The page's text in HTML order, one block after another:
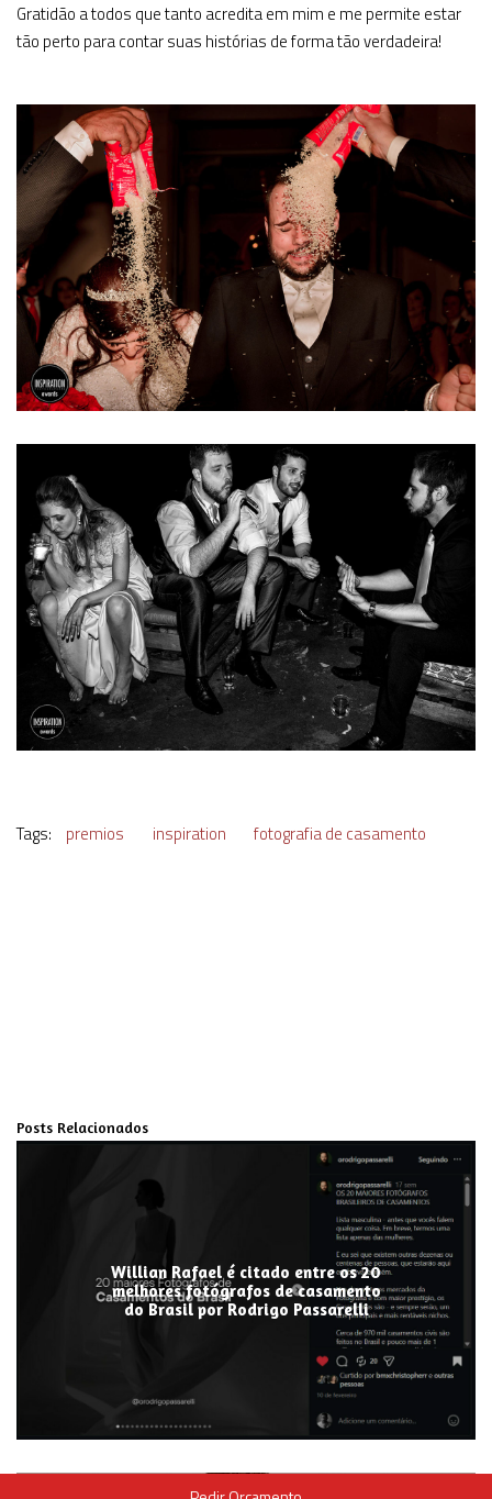
Gratidão a todos que tanto acredita em mim e me permite estar
tão perto para contar suas histórias de forma tão verdadeira!
Tags: premios inspiration fotografia de casamento
Posts Relacionados
Willian Rafael é citado entre os 20
melhores fotógrafos de casamento
do Brasil por Rodrigo Passarelli